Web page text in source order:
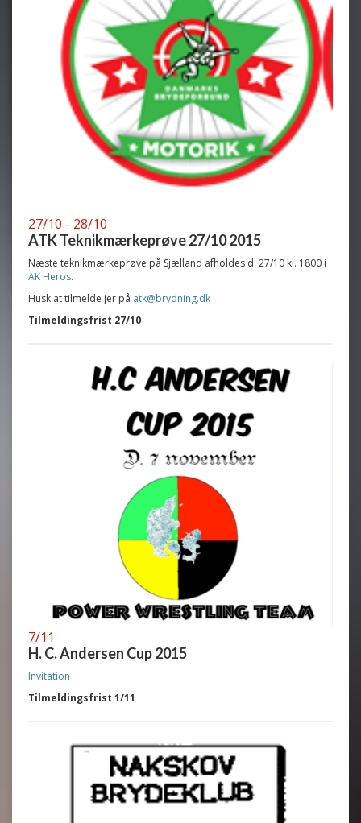
27/10 - 28/10
ATK Teknikmærkeprøve 27/10 2015
Næste teknikmærkeprøve på Sjælland afholdes d. 27/10 kl. 1800 i
AK Heros.
Husk at tilmelde jer på atk@brydning.dk
Tilmeldingsfrist 27/10
7/11
H. C. Andersen Cup 2015
Invitation
Tilmeldingsfrist 1/11